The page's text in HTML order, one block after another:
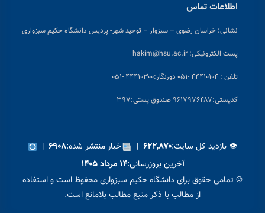
اطلاعات تماس
نشانی: خراسان رضوی – سبزوار – توحید شهر- پردیس دانشگاه حکیم سبزواری
پست الکترونیکی: hakim@hsu.ac.ir
تلفن : ۴۴۴۱۰۱۰۴ -۰۵۱ دورنگار:۴۴۴۱۰۳۰۰ -۰۵۱
کدپستی:۹۶۱۷۹۷۶۴۸۷ صندوق پستی:۳۹۷
👁 بازدید کل سایت:۶۲۲,۸۷۰ | اخبار منتشر شده:۶۹۰۸ |
آخرین بروزرسانی:۱۴ مرداد ۱۴۰۵
© تمامی حقوق برای دانشگاه حکیم سبزواری محفوظ است و استفاده
از مطالب با ذکر منبع مطالب بلامانع است.